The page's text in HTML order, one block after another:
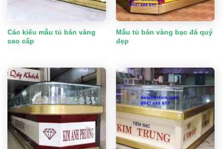
Các kiểu mẫu tủ bán vàng
cao cấp
Mẫu tủ bán vàng bạc đá quý
đẹp